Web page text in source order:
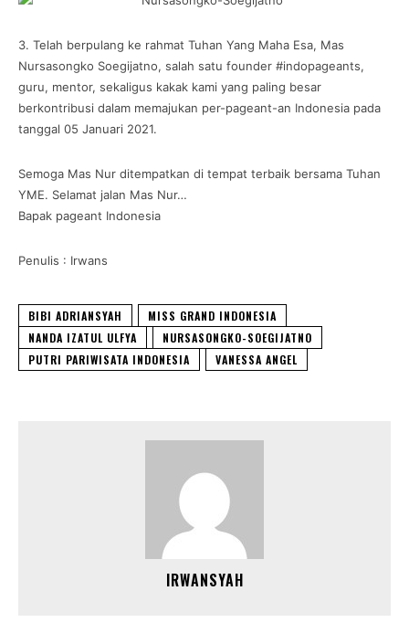
3. Telah berpulang ke rahmat Tuhan Yang Maha Esa, Mas
Nursasongko Soegijatno, salah satu founder #indopageants,
guru, mentor, sekaligus kakak kami yang paling besar
berkontribusi dalam memajukan per-pageant-an Indonesia pada
tanggal 05 Januari 2021.
Semoga Mas Nur ditempatkan di tempat terbaik bersama Tuhan
YME. Selamat jalan Mas Nur…
Bapak pageant Indonesia
Penulis : Irwans
BIBI ADRIANSYAH
MISS GRAND INDONESIA
NANDA IZATUL ULFYA
NURSASONGKO-SOEGIJATNO
PUTRI PARIWISATA INDONESIA
VANESSA ANGEL
IRWANSYAH